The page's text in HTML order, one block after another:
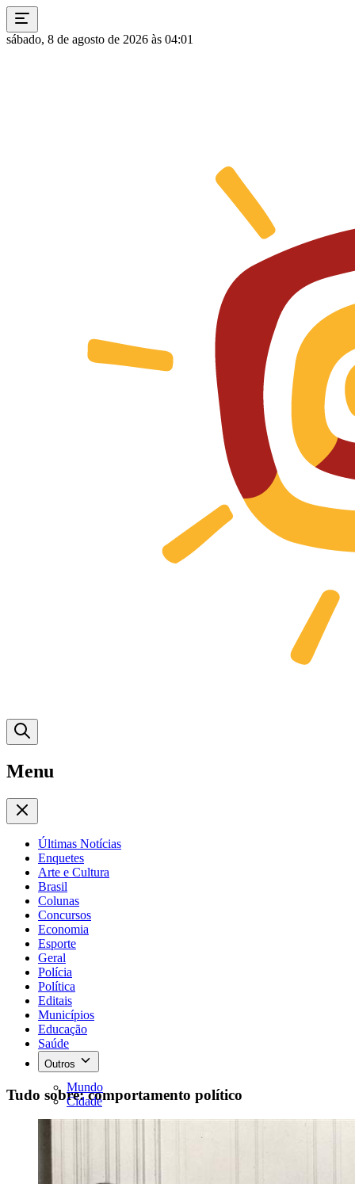
sábado, 8 de agosto de 2026 às 04:01
Menu
Últimas Notícias
Enquetes
Arte e Cultura
Brasil
Colunas
Concursos
Economia
Esporte
Geral
Polícia
Política
Editais
Municípios
Educação
Saúde
Outros
Mundo
Cidade
Tudo sobre: comportamento político